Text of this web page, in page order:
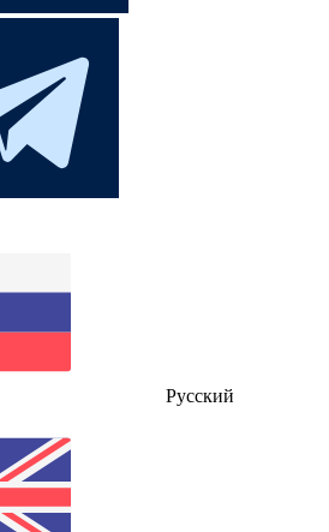
Русский